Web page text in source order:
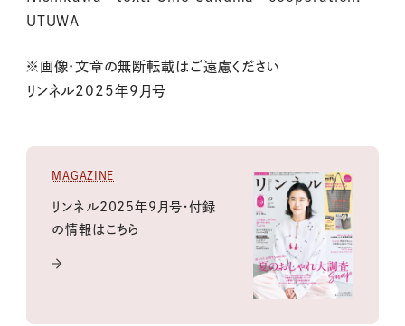
UTUWA
※画像・文章の無断転載はご遠慮ください
リンネル2025年9月号
MAGAZINE
リンネル2025年9月号・付録
の情報はこちら